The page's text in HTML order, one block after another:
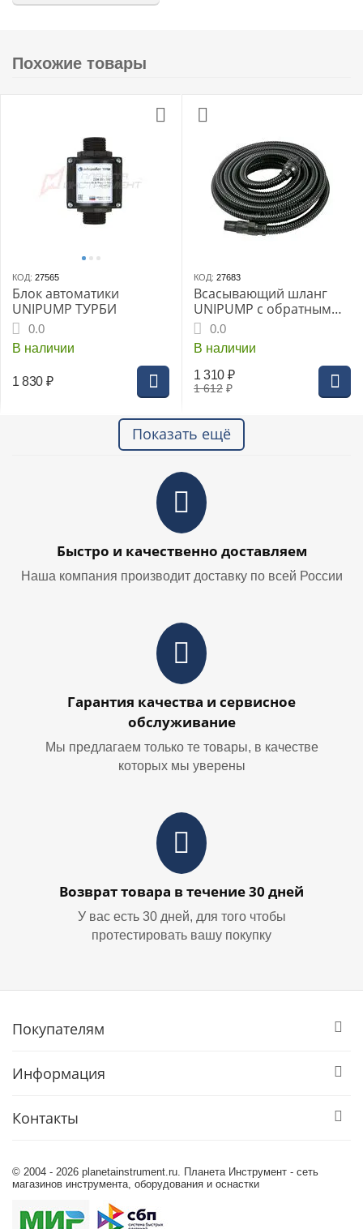
Похожие товары
КОД: 27565
Блок автоматики
UNIPUMP ТУРБИ
0.0
В наличии
1 830 ₽
КОД: 27683
Всасывающий шланг
UNIPUMP с обратным
клапаном 7 м
0.0
В наличии
1 612 ₽
1 310 ₽
Показать ещё
Быстро и качественно доставляем
Наша компания производит доставку по всей России
Гарантия качества и сервисное
обслуживание
Мы предлагаем только те товары, в качестве
которых мы уверены
Возврат товара в течение 30 дней
У вас есть 30 дней, для того чтобы
протестировать вашу покупку
Покупателям
Информация
Контакты
© 2004 - 2026 planetainstrument.ru. Планета Инструмент - сеть
магазинов инструмента, оборудования и оснастки